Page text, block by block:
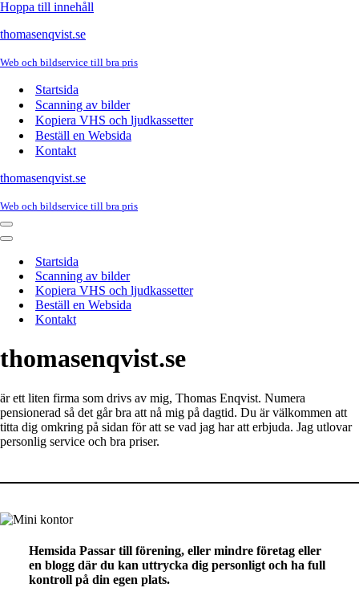
Hoppa till innehåll
thomasenqvist.se
Web och bildservice till bra pris
Startsida
Scanning av bilder
Kopiera VHS och ljudkassetter
Beställ en Websida
Kontakt
thomasenqvist.se
Web och bildservice till bra pris
Navigeringsmeny
Navigeringsmeny
Startsida
Scanning av bilder
Kopiera VHS och ljudkassetter
Beställ en Websida
Kontakt
thomasenqvist.se
är ett liten firma som drivs av mig, Thomas Enqvist. Numera
pensionerad så det går bra att nå mig på dagtid. Du är välkommen att
titta dig omkring på sidan för att se vad jag har att erbjuda. Jag utlovar
personlig service och bra priser.
Hemsida Passar till förening, eller mindre företag eller
en blogg där du kan uttrycka dig personligt och ha full
kontroll på din egen plats.